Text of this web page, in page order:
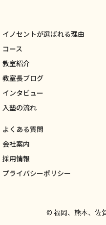
イノセントが選ばれる理由
コース
教室紹介
教室長ブログ
インタビュー
入塾の流れ
よくある質問
会社案内
採用情報
プライバシーポリシー
© 福岡、熊本、佐